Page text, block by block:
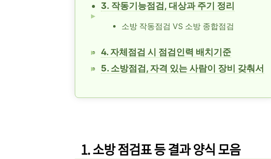
3. 작동기능점검, 대상과 주기 정리
소방 작동점검 VS 소방 종합점검
4. 자체점검 시 점검인력 배치기준
5. 소방점검, 자격 있는 사람이 장비 갖춰서
1. 소방 점검표 등 결과 양식 모음